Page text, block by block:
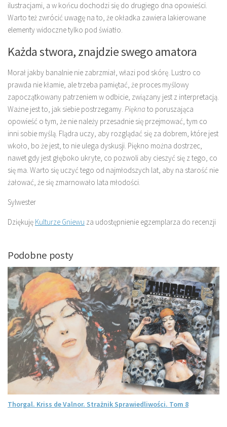
ilustracjami, a w końcu dochodzi się do drugiego dna opowieści.
Warto też zwrócić uwagę na to, że okładka zawiera lakierowane
elementy widoczne tylko pod światło.
Każda stwora, znajdzie swego amatora
Morał jakby banalnie nie zabrzmiał, włazi pod skórę. Lustro co
prawda nie kłamie, ale trzeba pamiętać, że proces myślowy
zapoczątkowany patrzeniem w odbicie, związany jest z interpretacją.
Ważne jest to, jak siebie postrzegamy. Pięknato poruszająca
opowieść o tym, że nie należy przesadnie się przejmować, tym co
inni sobie myślą. Flądra uczy, aby rozglądać się za dobrem, które jest
wkoło, bo że jest, to nie ulega dyskusji. Piękno można dostrzec,
nawet gdy jest głęboko ukryte, co pozwoli aby cieszyć się z tego, co
się ma. Warto się uczyć tego od najmłodszych lat, aby na starość nie
żałować, że się zmarnowało lata młodości.
Sylwester
Dziękuję Kulturze Gniewu za udostępnienie egzemplarza do recenzji
Podobne posty
Thorgal. Kriss de Valnor. Strażnik Sprawiedliwości. Tom 8